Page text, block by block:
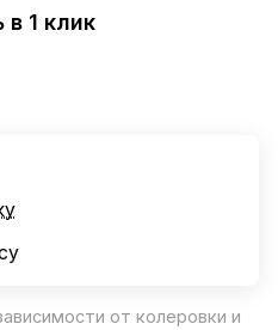
в 1 клик
от колеровки и